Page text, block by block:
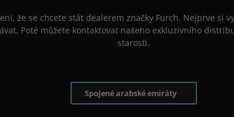
že se chcete stát dealerem značky Furch. Nejprve si
Poté můžete kontaktovat našeho exkluzivního
starosti.
Spojené arabské emiráty